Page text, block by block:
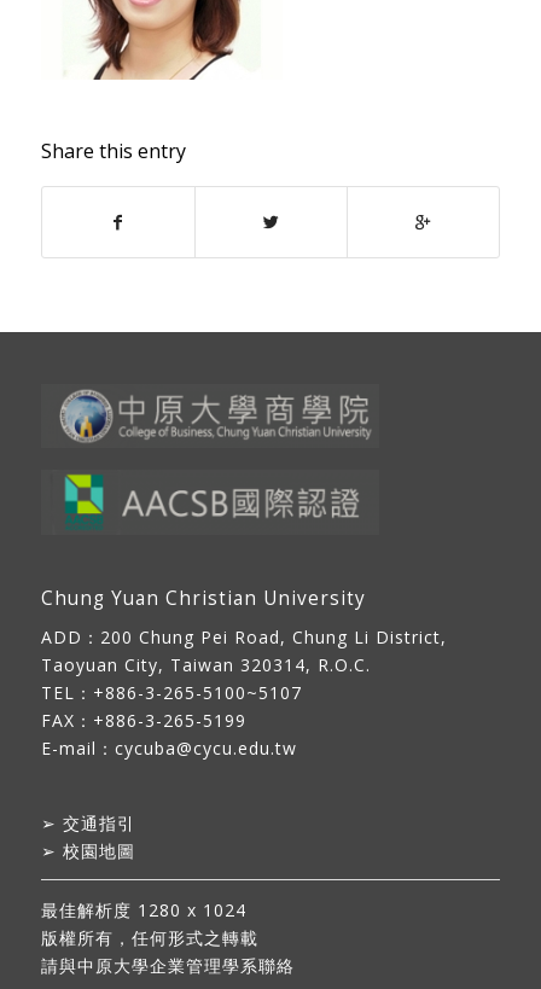
Share this entry
Chung Yuan Christian University
ADD： 200 Chung Pei Road, Chung Li District,
Taoyuan City, Taiwan 320314, R.O.C.
TEL：+886-3-265-5100~5107
FAX：+886-3-265-5199
E-mail： cycuba@cycu.edu.tw
➢ 交通指引
➢ 校園地圖
最佳解析度 1280 x 1024
版權所有，任何形式之轉載
請與中原大學企業管理學系聯絡